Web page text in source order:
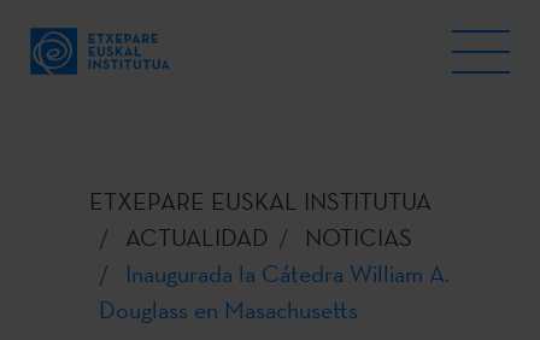
ETXEPARE EUSKAL INSTITUTUA
ACTUALIDAD
NOTICIAS
Inaugurada la Cátedra William A.
Douglass en Masachusetts